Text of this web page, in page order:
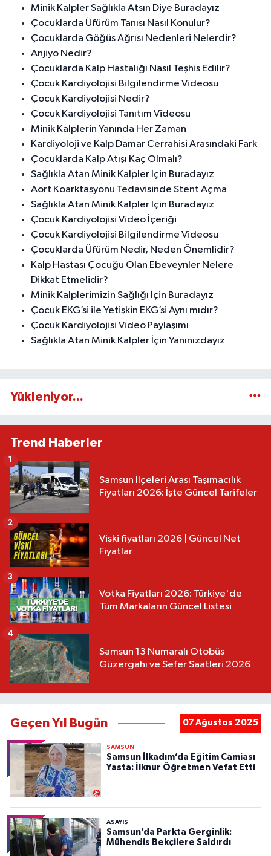
Minik Kalpler Sağlıkla Atsın Diye Buradayız
Çocuklarda Üfürüm Tanısı Nasıl Konulur?
Çocuklarda Göğüs Ağrısı Nedenleri Nelerdir?
Anjiyo Nedir?
Çocuklarda Kalp Hastalığı Nasıl Teşhis Edilir?
Çocuk Kardiyolojisi Bilgilendirme Videosu
Çocuk Kardiyolojisi Nedir?
Çocuk Kardiyolojisi Tanıtım Videosu
Minik Kalplerin Yanında Her Zaman
Kardiyoloji ve Kalp Damar Cerrahisi Arasındaki Fark
Çocuklarda Kalp Atışı Kaç Olmalı?
Sağlıkla Atan Minik Kalpler İçin Buradayız
Aort Koarktasyonu Tedavisinde Stent Açma
Sağlıkla Atan Minik Kalpler İçin Buradayız
Çocuk Kardiyolojisi Video İçeriği
Çocuk Kardiyolojisi Bilgilendirme Videosu
Çocuklarda Üfürüm Nedir, Neden Önemlidir?
Kalp Hastası Çocuğu Olan Ebeveynler Nelere
Dikkat Etmelidir?
Minik Kalplerimizin Sağlığı İçin Buradayız
Çocuk EKG’si ile Yetişkin EKG’si Aynı mıdır?
Çocuk Kardiyolojisi Video Paylaşımı
Sağlıkla Atan Minik Kalpler İçin Yanınızdayız
Yükleniyor...
Trend Haberler
Samsun İlçeleri Arası Taşımacılık
Fiyatları 2026: İşte Güncel Tarifeler
1
Viski fiyatları 2026 | Güncel Net
Fiyatlar
2
Votka Fiyatları 2026: Türkiye'de
Tüm Markaların Güncel Listesi
3
Samsun 13 Numaralı Otobüs
Güzergahı ve Sefer Saatleri 2026
4
Geçen Yıl Bugün 07 Ağustos 2025
SAMSUN
Samsun İlkadım’da Eğitim Camiası
Yasta: İlknur Öğretmen Vefat Etti
ASAYIŞ
Samsun’da Parkta Gerginlik:
Mühendis Bekçilere Saldırdı